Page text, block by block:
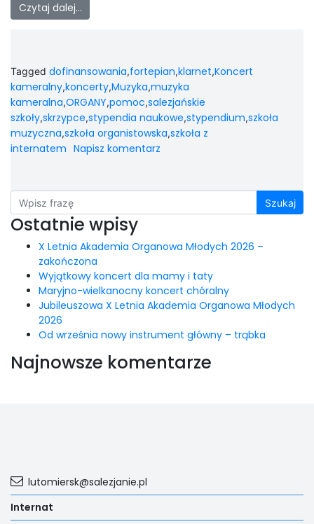
Czytaj dalej…
Tagged dofinansowania,fortepian,klarnet,Koncert
kameralny,koncerty,Muzyka,muzyka
kameralna,ORGANY,pomoc,salezjańskie
szkoły,skrzypce,stypendia naukowe,stypendium,szkoła
muzyczna,szkoła organistowska,szkoła z
internatem Napisz komentarz
Szukaj
Ostatnie wpisy
X Letnia Akademia Organowa Młodych 2026 –
zakończona
Wyjątkowy koncert dla mamy i taty
Maryjno-wielkanocny koncert chóralny
Jubileuszowa X Letnia Akademia Organowa Młodych
2026
Od września nowy instrument główny – trąbka
Najnowsze komentarze
lutomiersk@salezjanie.pl
Internat